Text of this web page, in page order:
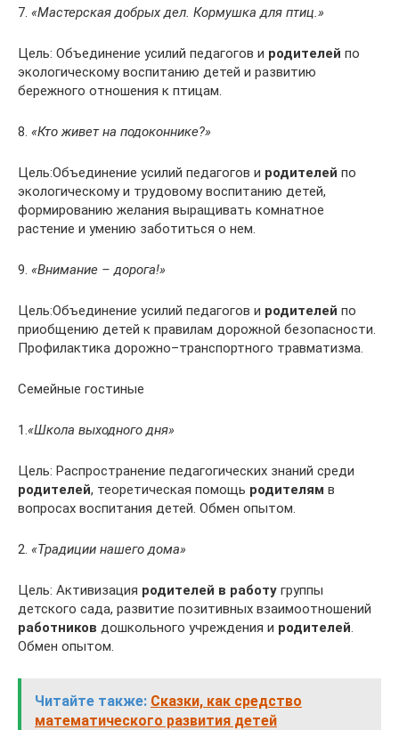
7. «Мастерская добрых дел. Кормушка для птиц.»
Цель: Объединение усилий педагогов и родителей по
экологическому воспитанию детей и развитию
бережного отношения к птицам.
8. «Кто живет на подоконнике?»
Цель:Объединение усилий педагогов и родителей по
экологическому и трудовому воспитанию детей,
формированию желания выращивать комнатное
растение и умению заботиться о нем.
9. «Внимание – дорога!»
Цель:Объединение усилий педагогов и родителей по
приобщению детей к правилам дорожной безопасности.
Профилактика дорожно–транспортного травматизма.
Семейные гостиные
1.«Школа выходного дня»
Цель: Распространение педагогических знаний среди
родителей, теоретическая помощь родителям в
вопросах воспитания детей. Обмен опытом.
2. «Традиции нашего дома»
Цель: Активизация родителей в работу группы
детского сада, развитие позитивных взаимоотношений
работников дошкольного учреждения и родителей.
Обмен опытом.
Читайте также: Сказки, как средство
математического развития детей